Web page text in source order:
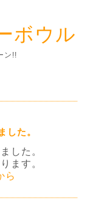
ボウル
ン!!
した。
した。
ます。
ら